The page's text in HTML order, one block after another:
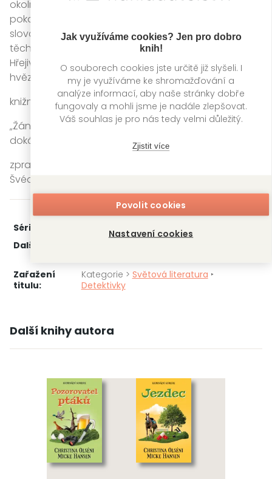
Jak využíváme cookies? Jen pro dobro
knih!
O souborech cookies jste určitě již slyšeli. I
my je využíváme ke shromažďování a
analýze informací, aby naše stránky dobře
fungovaly a mohli jsme je nadále zlepšovat.
Váš souhlas je pro nás tedy velmi důležitý.
Zjistit více
Povolit cookies
Nastavení cookies
okolním šílenství jí to není moc platné. Co se může
pokazit, to se pokazí. Krimi komedie v tom nejlepším
slova smyslu, vtipná a úžasně napsaná. Jedna z
těch knih, které si člověk užije od začátku do konce.
Hřejivý letní příběh, který rozhodně doporučuji. Šest
hvězdiček ze šesti.“
knižní blog Den kriminelle bokverden, Norsko
„Žánr krimi komedie trpí nedostatkem knih, které
dokáží zkombinovat styl Agathy Christie s humorem.“
zpravodaj kronoberského kraje Smålandsposten,
Švédsko
Série: Vraždy ve Falsterbo
1. díl z 3
Další díly:
Zařažení
titulu:
Kategorie > Světová literatura ‣
Detektivky
Další knihy autora